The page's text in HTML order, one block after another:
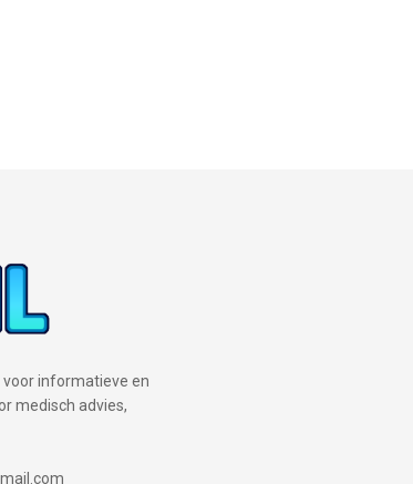
voor informatieve en
medisch advies,